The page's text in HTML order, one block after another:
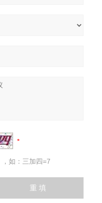
如：三加四=7